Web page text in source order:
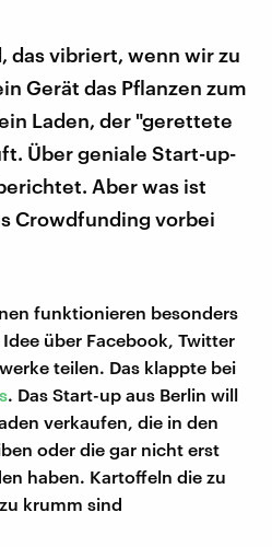
das vibriert, wenn wir zu
Gerät das Pflanzen zum
Laden, der "gerettete
Über geniale Start-up-
Aber was ist
Crowdfunding vorbei
funktionieren besonders
über Facebook, Twitter
teilen. Das klappte bei
. Das Start-up aus Berlin will
verkaufen, die in den
oder die gar nicht erst
haben. Kartoffeln die zu
krumm sind